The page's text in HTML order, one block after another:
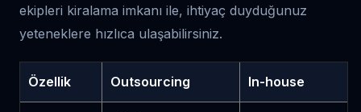
ekipleri kiralama imkanı ile, ihtiyaç duyduğunuz
yeteneklere hızlıca ulaşabilirsiniz.
Özellik Outsourcing In-house